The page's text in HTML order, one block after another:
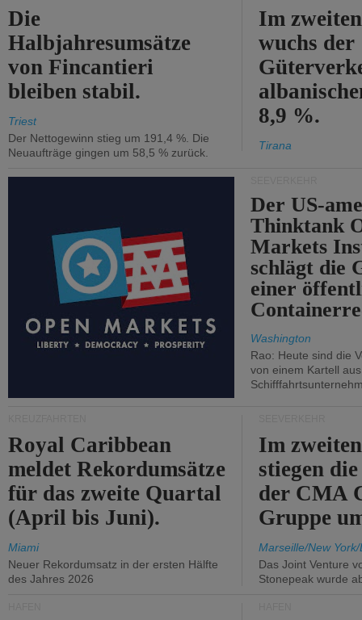
Die
Halbjahresumsätze
von Fincantieri
bleiben stabil.
Triest
Der Nettogewinn stieg um 191,4 %. Die
Neuaufträge gingen um 58,5 % zurück.
Im
wuchs der
8,9 %.
Tirana
Der US-
Thinktank
Markets
schlägt die
einer
Washington
Rao: Heute sind die
von einem Kartell
Royal Caribbean
meldet Rekordumsätze
für das zweite Quartal
(April bis Juni).
Miami
Neuer Rekordumsatz in der ersten Hälfte
des Jahres 2026
Im
stiegen
der CMA
Gruppe
Marseille/New
Das Joint Venture
Stonepeak wurde